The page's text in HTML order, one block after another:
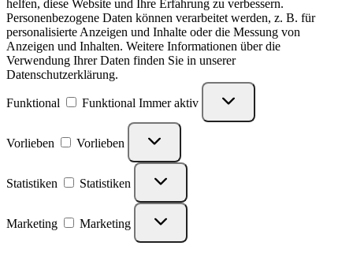
helfen, diese Website und Ihre Erfahrung zu verbessern.
Personenbezogene Daten können verarbeitet werden, z. B. für
personalisierte Anzeigen und Inhalte oder die Messung von
Anzeigen und Inhalten. Weitere Informationen über die
Verwendung Ihrer Daten finden Sie in unserer
Datenschutzerklärung.
Funktional Funktional Immer aktiv
Vorlieben Vorlieben
Statistiken Statistiken
Marketing Marketing